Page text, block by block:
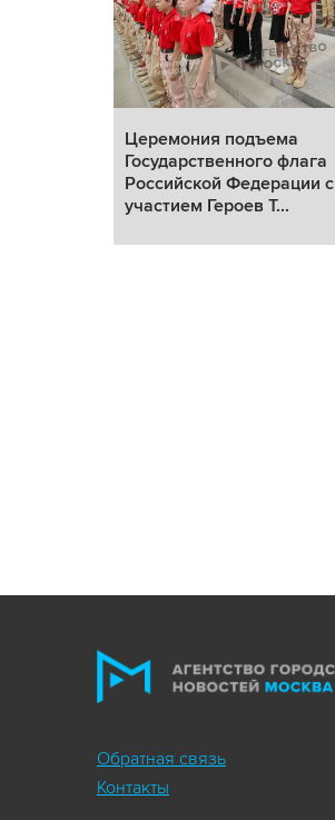
Церемония подъема
Государственного флага
Российской Федерации с
участием Героев Т...
Обратная связь
Контакты